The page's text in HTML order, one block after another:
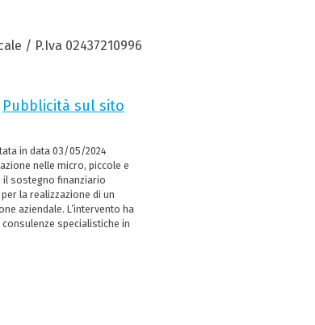
/ P.Iva 02437210996
Pubblicità sul sito
in data 03/05/2024
nelle micro, piccole e
il sostegno finanziario
per la realizzazione di un
aziendale. L’intervento ha
specialistiche in